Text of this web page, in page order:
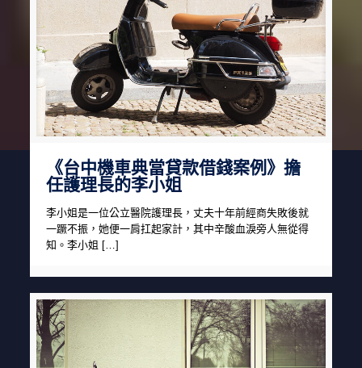
《台中機車典當貸款借錢案例》擔
任護理長的李小姐
李小姐是一位公立醫院護理長，丈夫十年前經商失敗後就
一蹶不振，她便一肩扛起家計，其中辛酸血淚旁人無從得
知。李小姐 […]